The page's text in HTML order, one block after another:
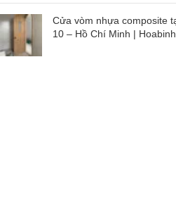
Cửa vòm nhựa composite
10 – Hồ Chí Minh |